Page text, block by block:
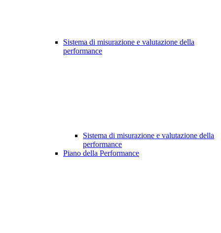
Sistema di misurazione e valutazione della
performance
Sistema di misurazione e valutazione della
performance
Piano della Performance